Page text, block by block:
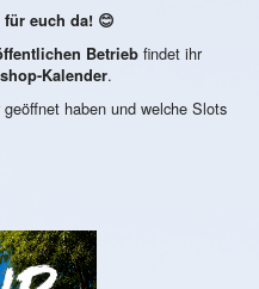
euch da! 😊
Betrieb findet ihr
Kalender.
haben und welche Slots